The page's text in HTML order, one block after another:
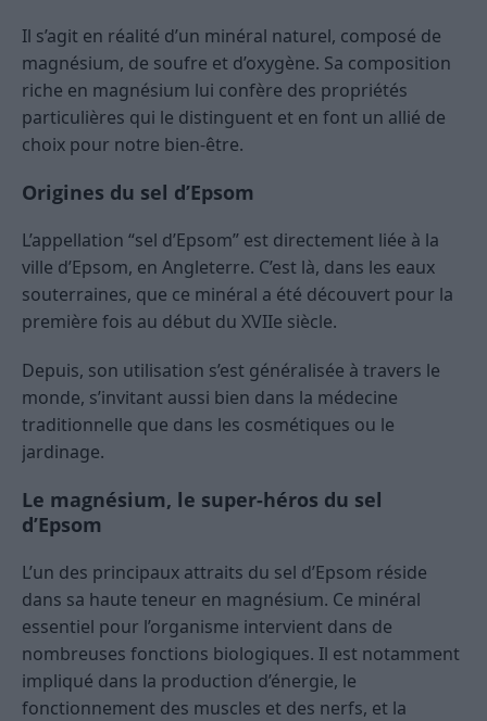
Il s’agit en réalité d’un minéral naturel, composé de
magnésium, de soufre et d’oxygène. Sa composition
riche en magnésium lui confère des propriétés
particulières qui le distinguent et en font un allié de
choix pour notre bien-être.
Origines du sel d’Epsom
L’appellation “sel d’Epsom” est directement liée à la
ville d’Epsom, en Angleterre. C’est là, dans les eaux
souterraines, que ce minéral a été découvert pour la
première fois au début du XVIIe siècle.
Depuis, son utilisation s’est généralisée à travers le
monde, s’invitant aussi bien dans la médecine
traditionnelle que dans les cosmétiques ou le
jardinage.
Le magnésium, le super-héros du sel
d’Epsom
L’un des principaux attraits du sel d’Epsom réside
dans sa haute teneur en magnésium. Ce minéral
essentiel pour l’organisme intervient dans de
nombreuses fonctions biologiques. Il est notamment
impliqué dans la production d’énergie, le
fonctionnement des muscles et des nerfs, et la